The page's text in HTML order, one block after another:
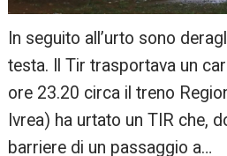
In seguito all’urto sono
testa. Il Tir trasportava un
ore 23.20 circa il treno
Ivrea) ha urtato un TIR che,
barriere di un passaggio a…